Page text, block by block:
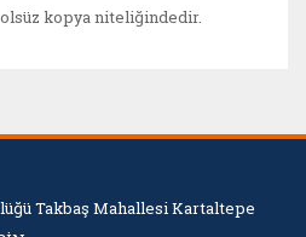
kopya niteliğindedir.
Takbaş Mahallesi Kartaltepe